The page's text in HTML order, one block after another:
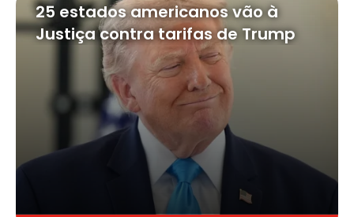
25 estados americanos vão à
Justiça contra tarifas de Trump